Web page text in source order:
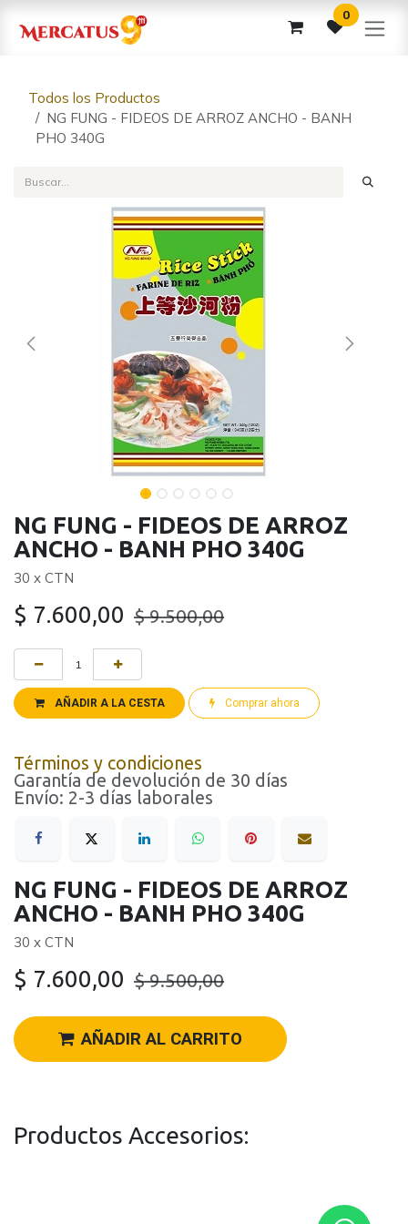
0
Todos los Productos
NG FUNG - FIDEOS DE ARROZ ANCHO - BANH
PHO 340G
NG FUNG - FIDEOS DE ARROZ
ANCHO - BANH PHO 340G
30 x CTN
$ 7.600,00 $9.500,00
AÑADIR A LA CESTA Comprar ahora
Términos y condiciones
Garantía de devolución de 30 días
Envío: 2-3 días laborales
NG FUNG - FIDEOS DE ARROZ
ANCHO - BANH PHO 340G
30 x CTN
$ 7.600,00 $9.500,00
AÑADIR AL CARRITO
Productos Accesorios: